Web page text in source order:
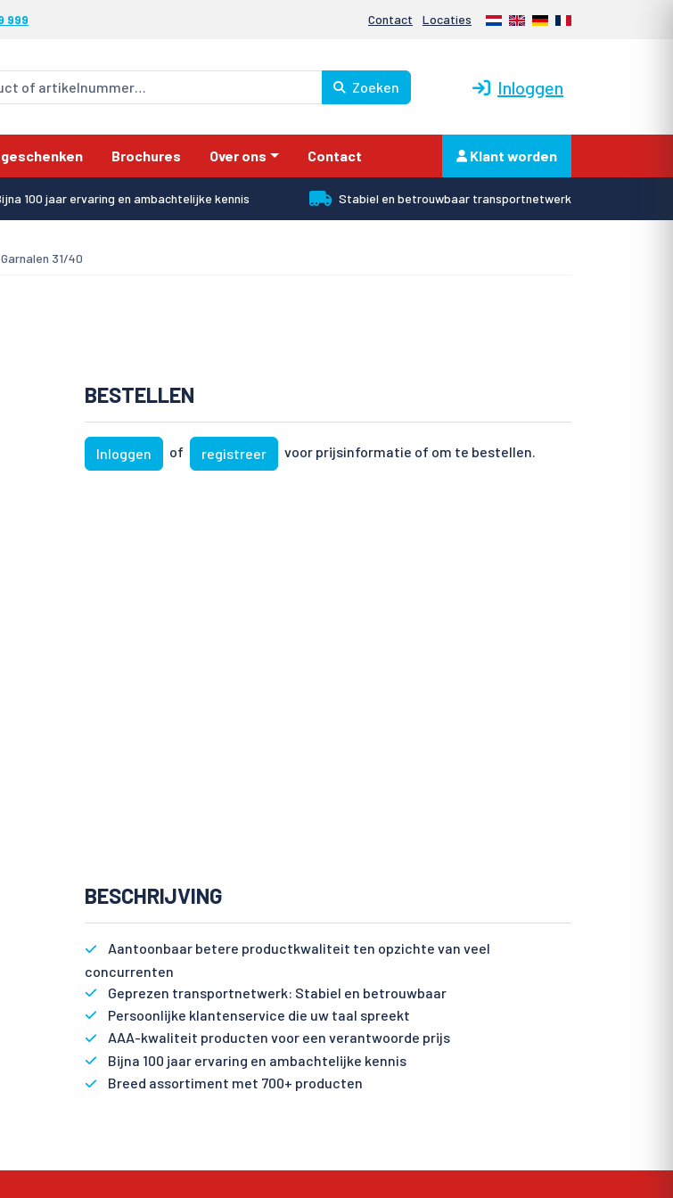
999 Contact Locaties Nederlands
EnglishDeutschFrançais
Zoeken Inloggen
Brochures Over ons Contact Klant worden
100 jaar ervaring en ambachtelijke kennis Stabiel en betrouwbaar transportnetwerk
31/40
BESTELLEN
Inloggen of registreer voor prijsinformatie of om te bestellen.
BESCHRIJVING
Aantoonbaar betere productkwaliteit ten opzichte van veel
concurrenten
Geprezen transportnetwerk: Stabiel en betrouwbaar
Persoonlijke klantenservice die uw taal spreekt
AAA-kwaliteit producten voor een verantwoorde prijs
Bijna 100 jaar ervaring en ambachtelijke kennis
Breed assortiment met 700+ producten